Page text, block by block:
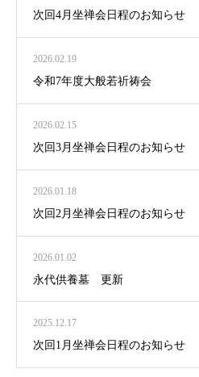
次回4月坐禅会日程のお知らせ
2026.02.19
令和7年度大般若祈祷会
2026.02.15
次回3月坐禅会日程のお知らせ
2026.01.18
次回2月坐禅会日程のお知らせ
2026.01.02
永代供養墓 更新
2025.12.17
次回1月坐禅会日程のお知らせ